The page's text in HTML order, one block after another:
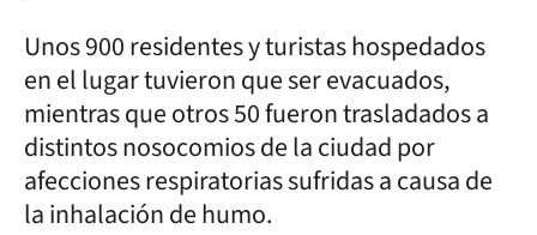
Unos 900 residentes y turistas hospedados
en el lugar tuvieron que ser evacuados,
mientras que otros 50 fueron trasladados a
distintos nosocomios de la ciudad por
afecciones respiratorias sufridas a causa de
la inhalación de humo.